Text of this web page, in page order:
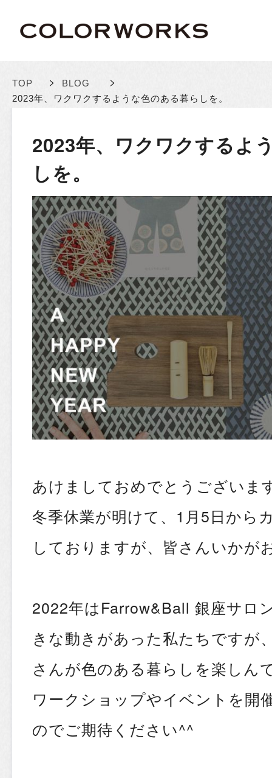
TOP > BLOG >
2023年、ワクワクするような色のある暮らしを。
2023年、ワクワクするよ
しを。
あけましておめでとうございま
冬季休業が明けて、1月5日から
しておりますが、皆さんいかが
2022年はFarrow&Ball 銀座サロ
きな動きがあった私たちですが
さんが色のある暮らしを楽しん
ワークショップやイベントを開
のでご期待ください^^